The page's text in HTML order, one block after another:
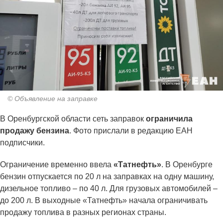
© Объявление на заправке
В Оренбургской области сеть заправок ограничила
продажу бензина. Фото прислали в редакцию ЕАН
подписчики.
Ограничение временно ввела «Татнефть». В Оренбурге
бензин отпускается по 20 л на заправках на одну машину,
дизельное топливо – по 40 л. Для грузовых автомобилей –
до 200 л. В выходные «Татнефть» начала ограничивать
продажу топлива в разных регионах страны.